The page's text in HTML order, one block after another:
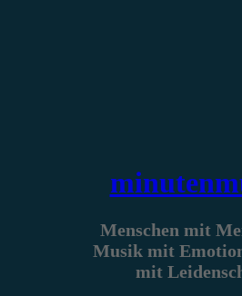
Menschen mit
Musik mit
mit